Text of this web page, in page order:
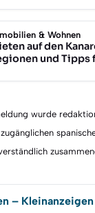
& Wohnen
auf den
und Tipps
wurde
–